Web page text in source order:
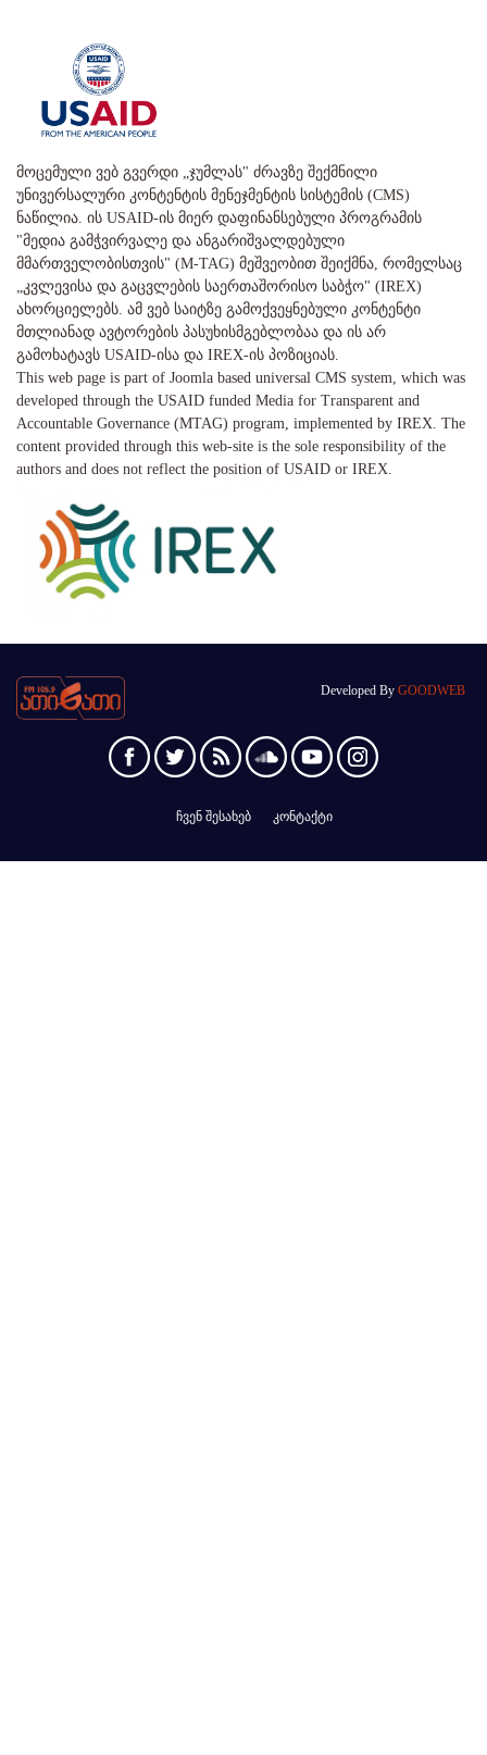
მოცემული ვებ გვერდი „ჯუმლას" ძრავზე შექმნილი
უნივერსალური კონტენტის მენეჯმენტის სისტემის (CMS)
ნაწილია. ის USAID-ის მიერ დაფინანსებული პროგრამის
"მედია გამჭვირვალე და ანგარიშვალდებული
მმართველობისთვის" (M-TAG) მეშვეობით შეიქმნა, რომელსაც
„კვლევისა და გაცვლების საერთაშორისო საბჭო" (IREX)
ახორციელებს. ამ ვებ საიტზე გამოქვეყნებული კონტენტი
მთლიანად ავტორების პასუხისმგებლობაა და ის არ
გამოხატავს USAID-ისა და IREX-ის პოზიციას.
This web page is part of Joomla based universal CMS system, which was
developed through the USAID funded Media for Transparent and
Accountable Governance (MTAG) program, implemented by IREX. The
content provided through this web-site is the sole responsibility of the
authors and does not reflect the position of USAID or IREX.
Developed By GOODWEB
ჩვენ შესახებ კონტაქტი